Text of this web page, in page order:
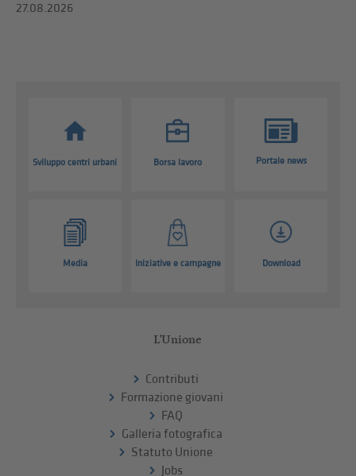
27.08.2026
Sviluppo centri urbani Borsa lavoro Portale news
Media Iniziative e campagne Download
L'Unione
Contributi
Formazione giovani
FAQ
Galleria fotografica
Statuto Unione
Jobs